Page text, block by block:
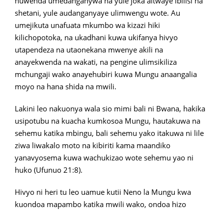
shetani, yule audanganyaye ulimwengu wote. Au
umejikuta unafuata mkumbo wa kizazi hiki
kilichopotoka, na ukadhani kuwa ukifanya hivyo
utapendeza na utaonekana mwenye akili na
anayekwenda na wakati, na pengine ulimsikiliza
mchungaji wako anayehubiri kuwa Mungu anaangalia
moyo na hana shida na mwili.
Lakini leo nakuonya wala sio mimi bali ni Bwana, hakika
usipotubu na kuacha kumkosoa Mungu, hautakuwa na
sehemu katika mbingu, bali sehemu yako itakuwa ni lile
ziwa liwakalo moto na kibiriti kama maandiko
yanavyosema kuwa wachukizao wote sehemu yao ni
huko (Ufunuo 21:8).
Hivyo ni heri tu leo uamue kutii Neno la Mungu kwa
kuondoa mapambo katika mwili wako, ondoa hizo